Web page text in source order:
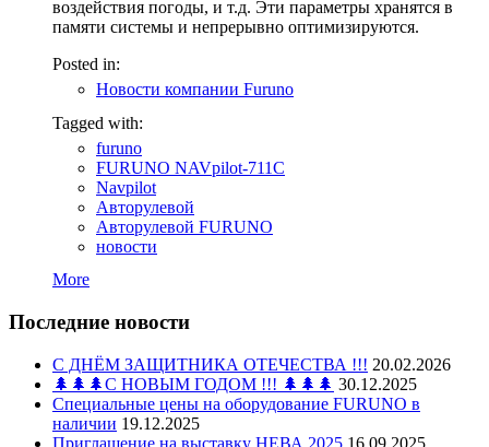
воздействия погоды, и т.д. Эти параметры хранятся в
памяти системы и непрерывно оптимизируются.
Posted in:
Новости компании Furuno
Tagged with:
furuno
FURUNO NAVpilot-711C
Navpilot
Авторулевой
Авторулевой FURUNO
новости
More
Последние новости
С ДНЁМ ЗАЩИТНИКА ОТЕЧЕСТВА !!! 20.02.2026
🌲🌲🌲С НОВЫМ ГОДОМ !!! 🌲🌲🌲 30.12.2025
Специальные цены на оборудование FURUNO в
наличии 19.12.2025
Приглашение на выставку НЕВА 2025 16.09.2025